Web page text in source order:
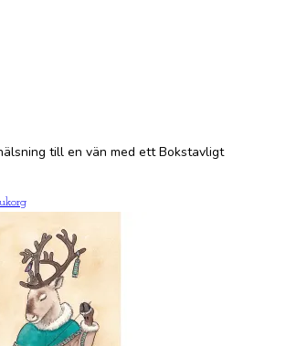
till en vän med ett Bokstavligt